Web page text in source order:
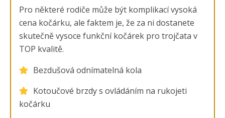
Pro některé rodiče může být komplikací vysoká
cena kočárku, ale faktem je, že za ni dostanete
skutečně vysoce funkční kočárek pro trojčata v
TOP kvalitě.
Bezdušová odnímatelná kola
Kotoučové brzdy s ovládáním na rukojeti
kočárku